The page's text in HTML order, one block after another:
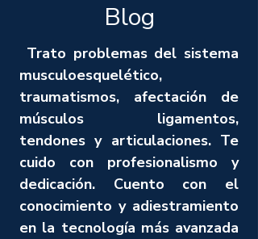
Blog
Trato problemas del sistema
musculoesquelético,
traumatismos, afectación de
músculos ligamentos,
tendones y articulaciones. Te
cuido con profesionalismo y
dedicación. Cuento con el
conocimiento y adiestramiento
en la tecnología más avanzada